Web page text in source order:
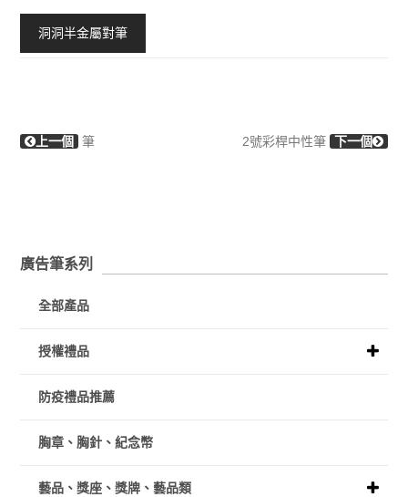
洞洞半金屬對筆
上一個 筆 2號彩桿中性筆 下一個
廣告筆系列
全部產品
授權禮品
防疫禮品推薦
胸章、胸針、紀念幣
藝品、獎座、獎牌、藝品類